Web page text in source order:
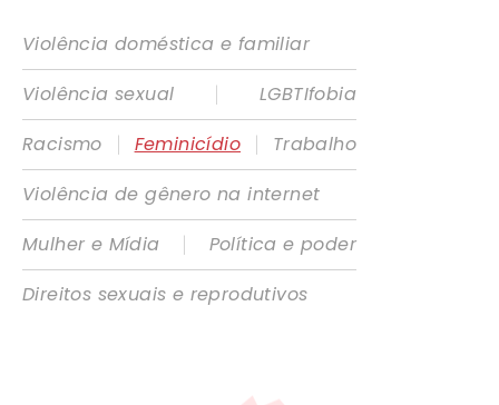
Violência doméstica e familiar
Violência sexual
|
LGBTIfobia
Racismo
| Feminicídio |
Trabalho
Violência de gênero na internet
Mulher e Mídia
|
Política e poder
Direitos sexuais e reprodutivos